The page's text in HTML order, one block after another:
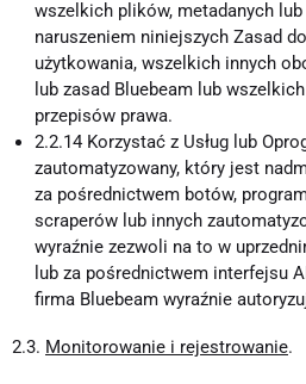
wszelkich plików, metadanych
naruszeniem niniejszych Zasad
użytkowania, wszelkich innych
lub zasad Bluebeam lub
przepisów prawa.
2.2.14 Korzystać z Usług lub
zautomatyzowany, który jest
za pośrednictwem botów,
scraperów lub innych
wyraźnie zezwoli na to w
lub za pośrednictwem interfejsu
firma Bluebeam wyraźnie
2.3. Monitorowanie i rejestrowanie.